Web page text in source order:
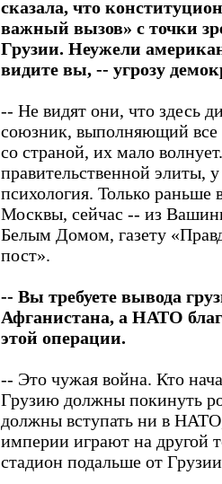
сказала, что
важный вызов» с точки
Грузии. Неужели
видите вы, -- угрозу
-- Не видят они, что здесь
союзник, выполняющий все
со страной, их мало
правительственной элиты,
психология. Только раньше
Москвы, сейчас -- из
Белым Домом, газету
пост».
-- Вы требуете вывода
Афганистана, а НАТО
этой операции.
-- Это чужая война. Кто
Грузию должны покинуть
должны вступать ни в
империи играют на другой
стадион подальше от